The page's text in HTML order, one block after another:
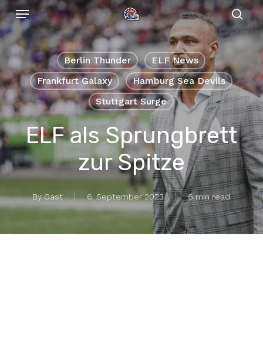
Skip
to
main
content
Menu
Berlin Thunder
ELF News
Frankfurt Galaxy
Hamburg Sea Devils
Stuttgart Surge
ELF als Sprungbrett
zur Spitze
By Gast 6. September 2023 6 min read